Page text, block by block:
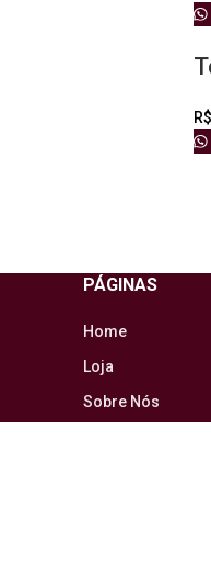
R$
PÁGINAS
Home
Loja
Sobre Nós